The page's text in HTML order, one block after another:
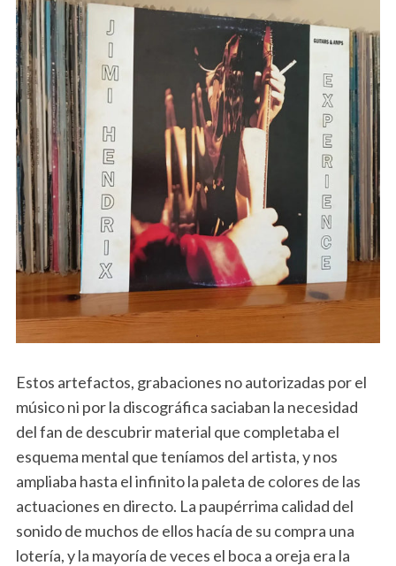
Estos artefactos, grabaciones no autorizadas por el
músico ni por la discográfica saciaban la necesidad
del fan de descubrir material que completaba el
esquema mental que teníamos del artista, y nos
ampliaba hasta el infinito la paleta de colores de las
actuaciones en directo. La paupérrima calidad del
sonido de muchos de ellos hacía de su compra una
lotería, y la mayoría de veces el boca a oreja era la